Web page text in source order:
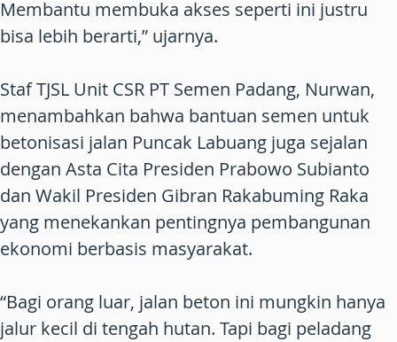
Membantu membuka akses seperti ini justru
bisa lebih berarti,” ujarnya.
Staf TJSL Unit CSR PT Semen Padang, Nurwan,
menambahkan bahwa bantuan semen untuk
betonisasi jalan Puncak Labuang juga sejalan
dengan Asta Cita Presiden Prabowo Subianto
dan Wakil Presiden Gibran Rakabuming Raka
yang menekankan pentingnya pembangunan
ekonomi berbasis masyarakat.
“Bagi orang luar, jalan beton ini mungkin hanya
jalur kecil di tengah hutan. Tapi bagi peladang